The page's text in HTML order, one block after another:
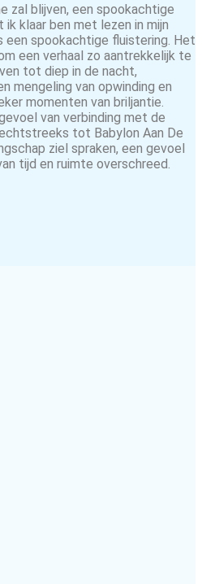
zal blijven, een spookachtige
ik klaar ben met lezen in mijn
een spookachtige fluistering. Het
een verhaal zo aantrekkelijk te
tot diep in de nacht,
mengeling van opwinding en
momenten van briljantie.
van verbinding met de
tot Babylon Aan De
ziel spraken, een gevoel
tijd en ruimte overschreed.